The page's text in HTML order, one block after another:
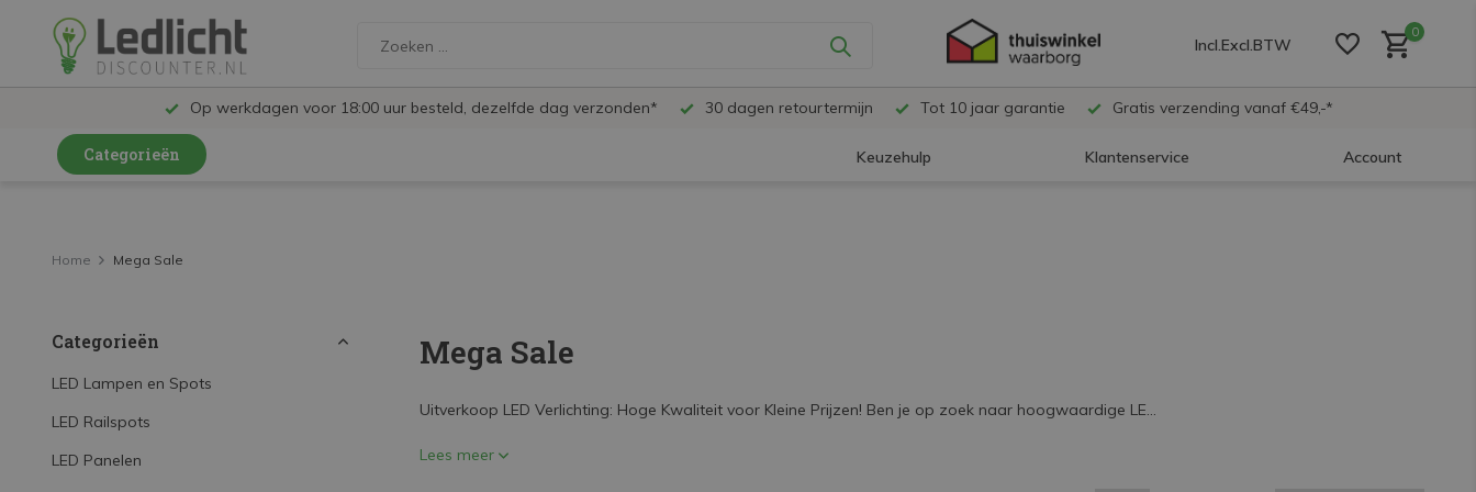
Incl.Excl.BTW
0
Op werkdagen voor 18:00 uur besteld, dezelfde dag verzonden* 30 dagen retourtermijn Tot 10 jaar garantie Gratis verzending vanaf €49,-*
Categorieën Keuzehulp Klantenservice Account
LED Railspots
LED TL
LED Plafondlampen en Wandlampen
LED Schijnwerpers
LED High Bay lampen
Home Mega Sale
Categorieën
LED Lampen en Spots
LED Railspots
LED Panelen
Mega Sale
Uitverkoop LED Verlichting: Hoge Kwaliteit voor Kleine Prijzen! Ben je op zoek naar hoogwaardige LE...
Lees meer